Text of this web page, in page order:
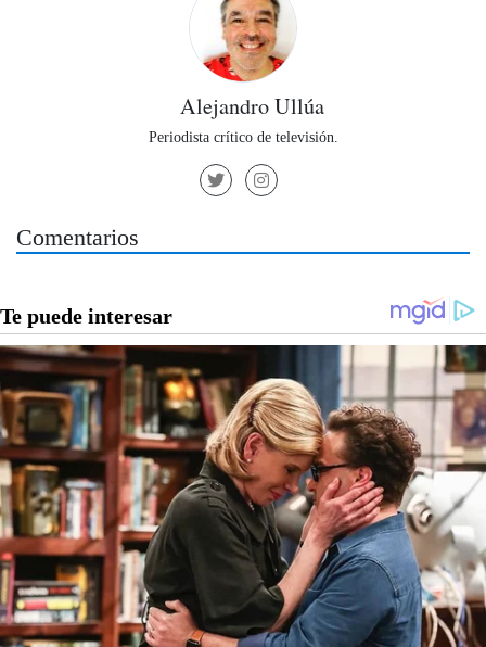
Alejandro Ullúa
Periodista crítico de televisión.
Comentarios